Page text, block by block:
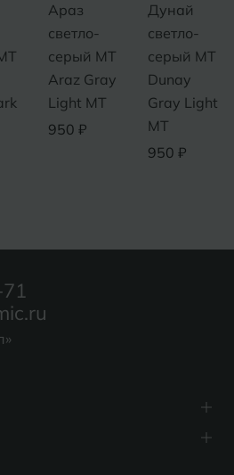
Дунай
светло-
серый MT
Dunay
Gray Light
MT
Волга
темно-
серый MT
Volga
Gray Dark
MT
950 ₽